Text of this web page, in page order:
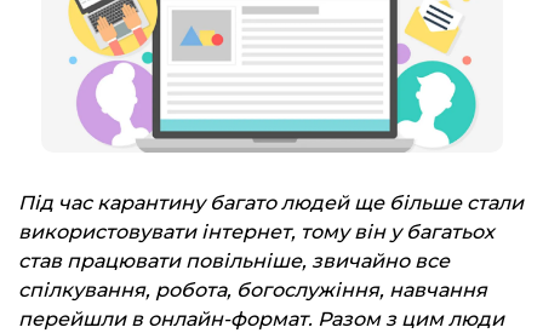
Під час карантину багато людей ще більше стали
використовувати інтернет, тому він у багатьох
став працювати повільніше, звичайно все
спілкування, робота, богослужіння, навчання
перейшли в онлайн-формат. Разом з цим люди